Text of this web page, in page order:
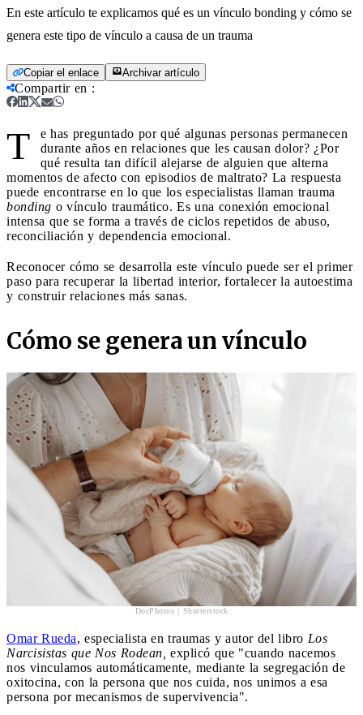
En este artículo te explicamos qué es un vínculo bonding y cómo se
genera este tipo de vínculo a causa de un trauma
Copiar el enlace Archivar artículo
Compartir en :
T
e has preguntado por qué algunas personas permanecen
durante años en relaciones que les causan dolor? ¿Por
qué resulta tan difícil alejarse de alguien que alterna
momentos de afecto con episodios de maltrato? La respuesta
puede encontrarse en lo que los especialistas llaman trauma
bonding o vínculo traumático. Es una conexión emocional
intensa que se forma a través de ciclos repetidos de abuso,
reconciliación y dependencia emocional.
Reconocer cómo se desarrolla este vínculo puede ser el primer
paso para recuperar la libertad interior, fortalecer la autoestima
y construir relaciones más sanas.
Cómo se genera un vínculo
DocPhotos | Shutterstock
Omar Rueda, especialista en traumas y autor del libro Los
Narcisistas que Nos Rodean, explicó que "cuando nacemos
nos vinculamos automáticamente, mediante la segregación de
oxitocina, con la persona que nos cuida, nos unimos a esa
persona por mecanismos de supervivencia".